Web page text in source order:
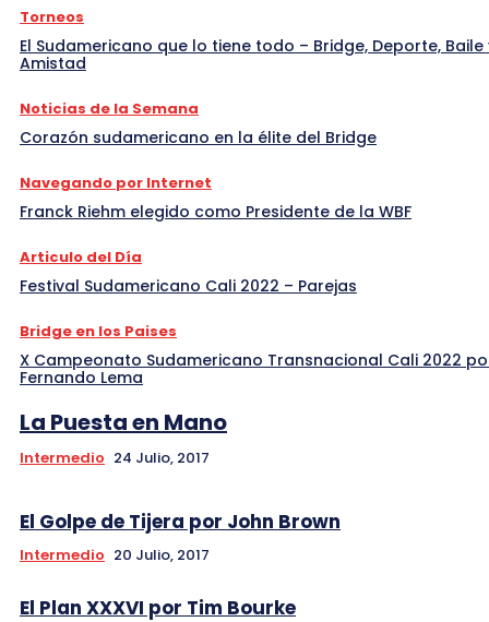
Torneos
El Sudamericano que lo tiene todo – Bridge, Deporte, Baile
Amistad
Noticias de la Semana
Corazón sudamericano en la élite del Bridge
Navegando por Internet
Franck Riehm elegido como Presidente de la WBF
Articulo del Día
Festival Sudamericano Cali 2022 – Parejas
Bridge en los Paises
X Campeonato Sudamericano Transnacional Cali 2022
Fernando Lema
La Puesta en Mano
Intermedio 24 Julio, 2017
El Golpe de Tijera por John Brown
Intermedio 20 Julio, 2017
El Plan XXXVI por Tim Bourke